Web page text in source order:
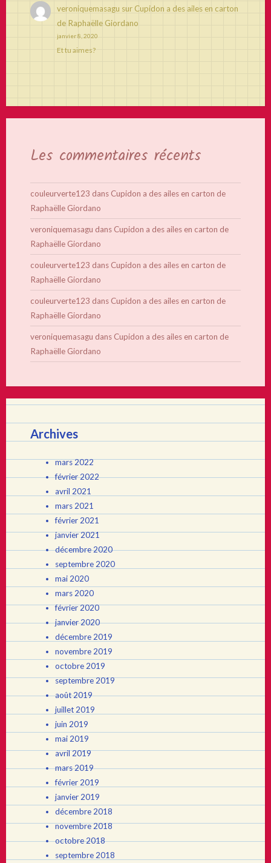
veroniquemasagu sur Cupidon a des ailes en carton
de Raphaëlle Giordano
janvier 8, 2020
Et tu aimes?
Les commentaires récents
couleurverte123 dans Cupidon a des ailes en carton de
Raphaëlle Giordano
veroniquemasagu dans Cupidon a des ailes en carton de
Raphaëlle Giordano
couleurverte123 dans Cupidon a des ailes en carton de
Raphaëlle Giordano
couleurverte123 dans Cupidon a des ailes en carton de
Raphaëlle Giordano
veroniquemasagu dans Cupidon a des ailes en carton de
Raphaëlle Giordano
Archives
mars 2022
février 2022
avril 2021
mars 2021
février 2021
janvier 2021
décembre 2020
septembre 2020
mai 2020
mars 2020
février 2020
janvier 2020
décembre 2019
novembre 2019
octobre 2019
septembre 2019
août 2019
juillet 2019
juin 2019
mai 2019
avril 2019
mars 2019
février 2019
janvier 2019
décembre 2018
novembre 2018
octobre 2018
septembre 2018